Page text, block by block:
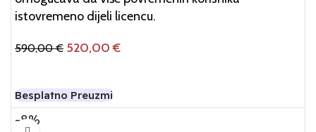
istovremeno dijeli licencu.
590,00€ 520,00€
Besplatno Preuzmi
-8%